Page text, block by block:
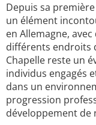
Depuis sa
un élément
en Allemagne,
différents endroits
Chapelle reste un
individus engagés
dans un
progression
développement de